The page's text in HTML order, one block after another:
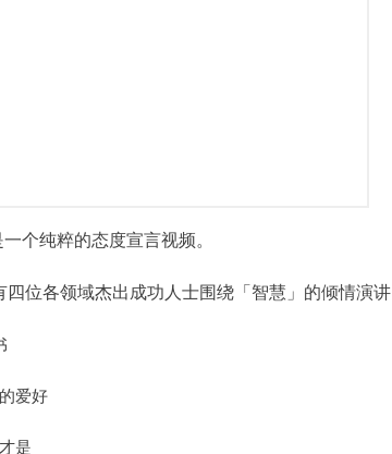
个纯粹的态度宣言视频。
位各领域杰出成功人士围绕「智慧」的倾情演
爱好
是